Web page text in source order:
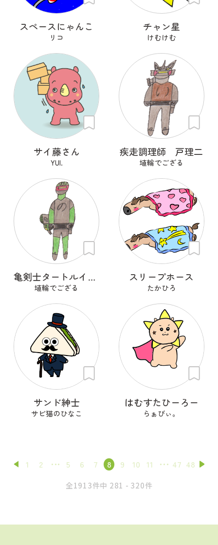
スペースにゃんこ
リコ
チャン星
けむけむ
サイ藤さん
YUI.
疾走調理師 戸理二
埴輪でござる
亀剣士タートルイザー
埴輪でござる
スリープホース
たかひろ
サンド紳士
サビ猫のひなこ
はむすたひーろー
らぁびぃ。
1 2 5 6 7 8 9 10 11 47 48
全1913件中 281 - 320件